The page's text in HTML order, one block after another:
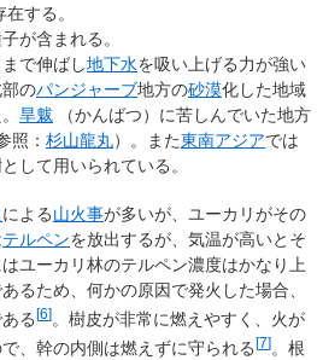
する。
が含まれる。
で伸ばし地下水を吸い上げる力が強い
のパンジャーブ地方の砂漠化した地域
旱魃 （かんばつ） に苦しんでいた地方
照： 杉山龍丸）。また東南アジアでは
して用いられている。
による山火事が多いが、ユーカリがその
テルペンを放出するが、気温が高いとそ
ユーカリ林のテルペン濃度はかなり上
るため、何かの原因で発火した場合、
る[6]。樹皮が非常に燃えやすく、火が
、幹の内側は燃えずに守られる[7]。根